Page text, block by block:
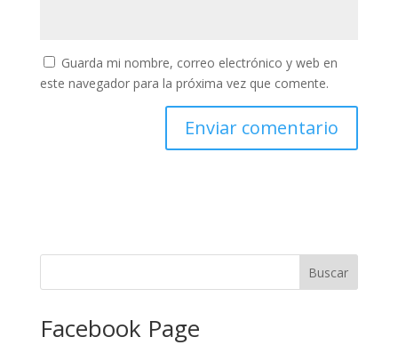
Guarda mi nombre, correo electrónico y web en
este navegador para la próxima vez que comente.
Facebook Page